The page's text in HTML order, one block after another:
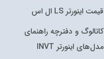
قیمت اینورتر LS ال اس
کاتالوگ و دفترچه راهنمای
مدل‌های اینورتر INVT